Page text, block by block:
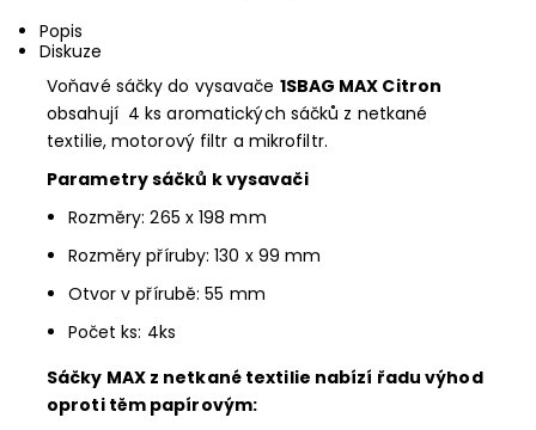
Popis
Diskuze
Voňavé sáčky do vysavače 1SBAG MAX Citron
obsahují 4 ks aromatických sáčků z netkané
textilie, motorový filtr a mikrofiltr.
Parametry sáčků k vysavači
Rozměry: 265 x 198 mm
Rozměry příruby: 130 x 99 mm
Otvor v přírubě: 55 mm
Počet ks: 4ks
Sáčky MAX z netkané textilie nabízí řadu výhod
oproti těm papírovým: